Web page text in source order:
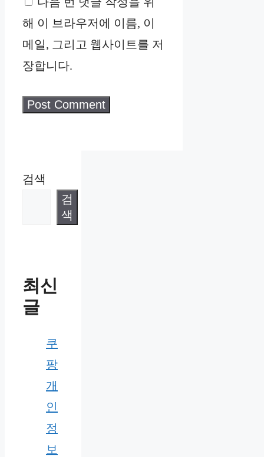
해 이 브라우저에 이름, 이
메일, 그리고 웹사이트를 저
장합니다.
검색
검
색
최신
글
쿠
팡
개
인
정
보